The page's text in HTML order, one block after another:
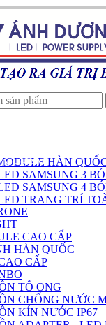
HÀN
SAMSUNG 3
SAMSUNG 4
TRANG TRÍ
PHẨM
CAO CẤP
HÀN QUỐC
CẤP
TỔ ONG
CHỐNG NƯỚC
KÍN NƯỚC IP67